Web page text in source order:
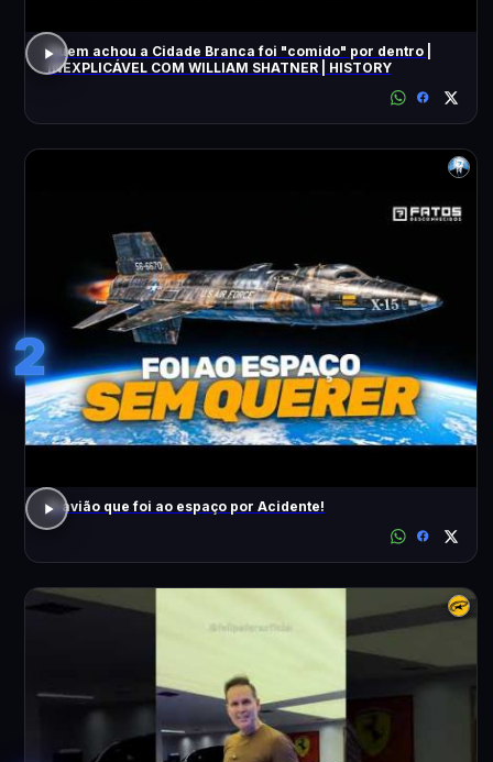
Quem achou a Cidade Branca foi "comido" por dentro |
INEXPLICÁVEL COM WILLIAM SHATNER | HISTORY
2
O avião que foi ao espaço por Acidente!